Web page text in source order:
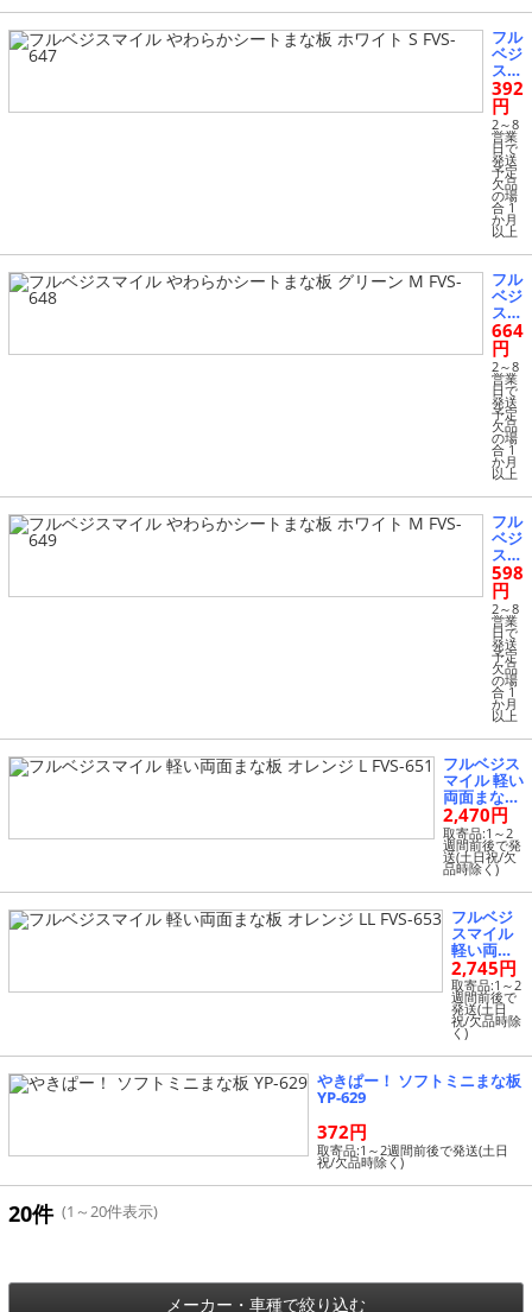
フル
ベジ
スマ
イル
やわ
らか
シー
トま
な板
ホワ
イト
S FV
S-64
7
392
円
2～8
営業
日で
発送
予定
欠品
の場
合 1
か月
以上
フル
ベジ
スマ
イル
やわ
らか
シー
トま
な板
グリ
ーン
M F
VS-6
48
664
円
2～8
営業
日で
発送
予定
欠品
の場
合 1
か月
以上
フル
ベジ
スマ
イル
やわ
らか
シー
トま
な板
ホワ
イト
M F
VS-6
49
598
円
2～8
営業
日で
発送
予定
欠品
の場
合 1
か月
以上
フルベジス
マイル 軽い
両面まな板
オレンジ L
FVS-651
2,470円
取寄品:1～2
週間前後で発
送(土日祝/欠
品時除く)
フルベジ
スマイル
軽い両面
まな板 オ
レンジ LL
FVS-653
2,745円
取寄品:1～2
週間前後で
発送(土日
祝/欠品時除
く)
やきぱー！ ソフトミニまな板
YP-629
372円
取寄品:1～2週間前後で発送(土日
祝/欠品時除く)
20件 (1～20件表示)
メーカー・車種で絞り込む